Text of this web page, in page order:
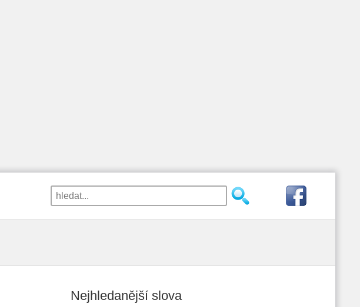
Nejhledanější slova